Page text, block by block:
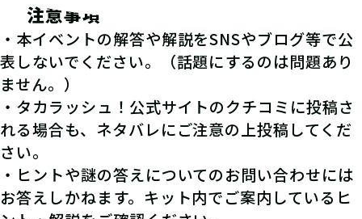
注意事項
・本イベントの解答や解説をSNSやブログ等で公
表しないでください。（話題にするのは問題あり
ません。）
・タカラッシュ！公式サイトのクチコミに投稿さ
れる場合も、ネタバレにご注意の上投稿してくだ
さい。
・ヒントや謎の答えについてのお問い合わせには
お答えしかねます。キット内でご案内しているヒ